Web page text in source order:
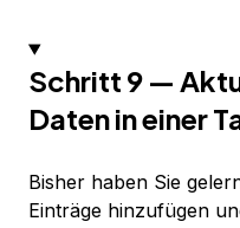
Schritt 9 —
Daten in einer
Bisher haben Sie
Einträge hinzufügen